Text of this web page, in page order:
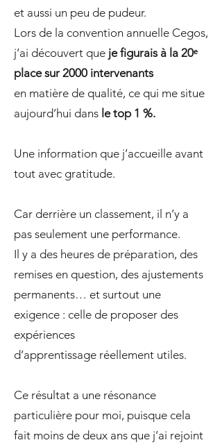
et aussi un peu de pudeur.
Lors de la convention annuelle Cegos,
j’ai découvert que je figurais à la 20ᵉ
place sur 2000 intervenants
en matière de qualité, ce qui me situe
aujourd’hui dans le top 1 %.
Une information que j’accueille avant
tout avec gratitude.
Car derrière un classement, il n’y a
pas seulement une performance.
Il y a des heures de préparation, des
remises en question, des ajustements
permanents… et surtout une
exigence : celle de proposer des
expériences
d’apprentissage réellement utiles.
Ce résultat a une résonance
particulière pour moi, puisque cela
fait moins de deux ans que j’ai rejoint